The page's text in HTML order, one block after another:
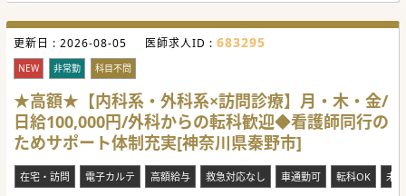
更新日 : 2026-08-05 医師求人ID : 683295
NEW 非常勤 科目不問
★高額★【内科系・外科系×訪問診療】月・木・金/
日給100,000円/外科からの転科歓迎◆看護師同行の
ためサポート体制充実[神奈川県秦野市]
在宅・訪問 電子カルテ 高額給与 救急対応なし 車通勤可 転科OK 未